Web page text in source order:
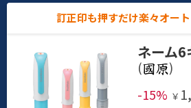
訂正印も押すだけ楽々オー
ネーム6
(
)
-15% ￥